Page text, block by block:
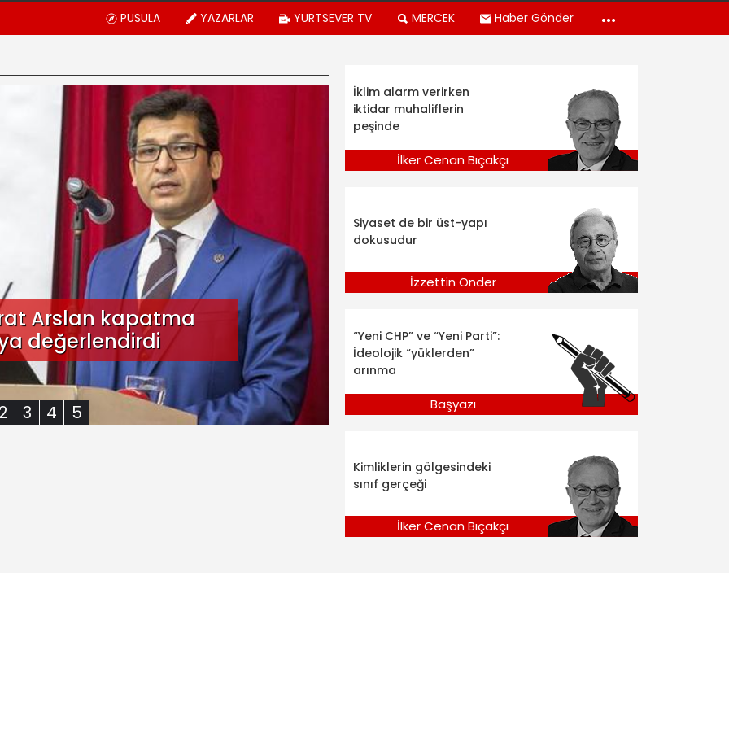
PUSULA YAZARLAR YURTSEVER TV MERCEK Haber Gönder
3 4 5
Arslan kapatma
değerlendirdi
İklim alarm verirken
iktidar muhaliflerin
peşinde
İlker Cenan Bıçakçı
Siyaset de bir üst-yapı
dokusudur
İzzettin Önder
“Yeni CHP” ve “Yeni Parti”:
İdeolojik “yüklerden”
arınma
Başyazı
Kimliklerin gölgesindeki
sınıf gerçeği
İlker Cenan Bıçakçı